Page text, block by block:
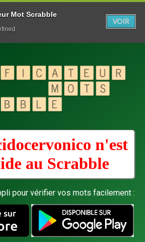
n'est
au Scrabble
pour vérifier vos mots facilement :
Mot Scrabble
VOIR